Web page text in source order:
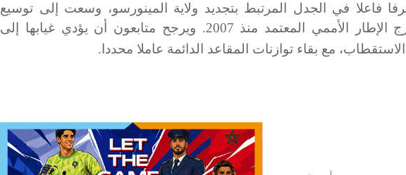
فاعلا في الجدل المرتبط بتجديد ولاية المينورسو، وسعت إلى توسيع
النقاش خارج الإطار الأممي المعتمد منذ 2007. ويرجح متابعون أن يؤدي غيابها إلى
مع بقاء توازنات المقاعد الدائمة عاملا محددا .